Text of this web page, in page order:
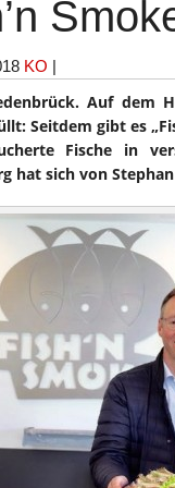
KO |
Auf dem
Seitdem gibt es
Fische in
hat sich von